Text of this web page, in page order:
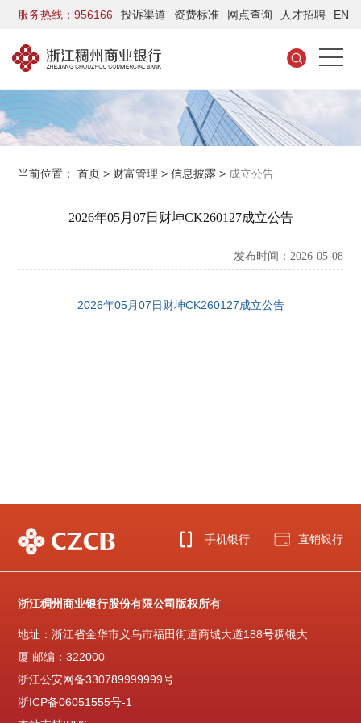
服务热线：956166 投诉渠道 资费标准 网点查询 人才招聘 EN
当前位置：首页 > 财富管理 >信息披露 > 成立公告
2026年05月07日财坤CK260127成立公告
发布时间：2026-05-08
2026年05月07日财坤CK260127成立公告
手机银行 直销银行
浙江稠州商业银行股份有限公司版权所有
地址：浙江省金华市义乌市福田街道商城大道188号稠银大
厦 邮编：322000
浙江公安网备330789999999号
浙ICP备06051555号-1